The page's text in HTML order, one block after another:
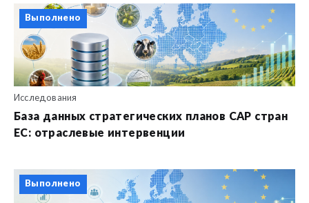
Выполнено
Исследования
База данных стратегических планов CAP стран
ЕС: отраслевые интервенции
Выполнено